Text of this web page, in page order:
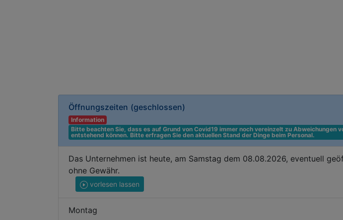
Öffnungszeiten (geschlossen)
Information
Bitte beachten Sie, dass es auf Grund von Covid19 immer noch vereinzelt zu
entstehend können. Bitte erfragen Sie den aktuellen Stand der Dinge beim Personal.
Das Unternehmen ist heute, am Samstag dem 08.08.2026, eventuell
ohne Gewähr.
vorlesen lassen
Montag